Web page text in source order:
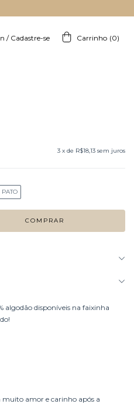
/ Cadastre-se Carrinho (0)
3 x de R$18,13 sem juros
PATO
algodão disponíveis na faixinha
muito amor e carinho após a